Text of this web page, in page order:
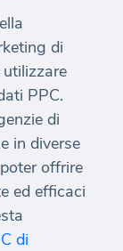
di
PPC.
di
in diverse
offrire
ed efficaci
di